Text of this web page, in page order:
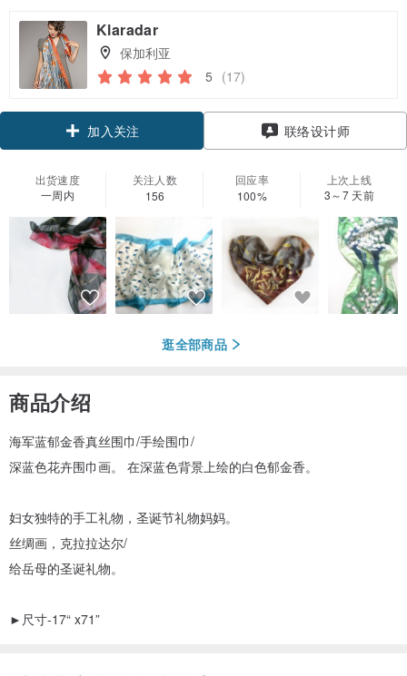
Klaradar
保加利亚
5 (17)
加入关注 联络设计师
出货速度
一周内
关注人数
156
回应率
100%
上次上线
3～7 天前
逛全部商品
商品介绍
海军蓝郁金香真丝围巾/手绘围巾/
深蓝色花卉围巾画。 在深蓝色背景上绘的白色郁金香。
妇女独特的手工礼物，圣诞节礼物妈妈。
丝绸画，克拉拉达尔/
给岳母的圣诞礼物。
►尺寸-17“ x71”